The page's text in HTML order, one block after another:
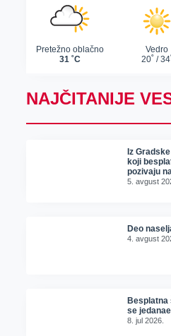
NAJČITANIJE
Iz
koji
pozivaju
5. avgust
Deo
4. avgust
Besplatna
se
8. jul 2026.